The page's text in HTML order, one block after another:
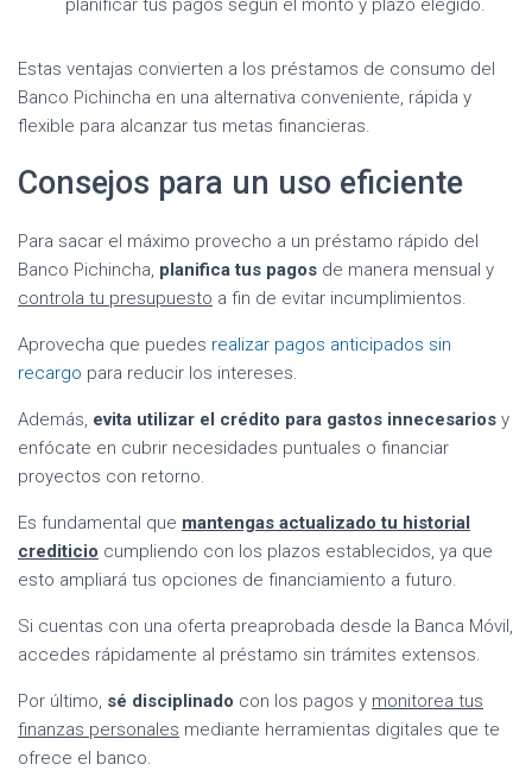
planificar tus pagos según el monto y plazo elegido.
Estas ventajas convierten a los préstamos de consumo del
Banco Pichincha en una alternativa conveniente, rápida y
flexible para alcanzar tus metas financieras.
Consejos para un uso eficiente
Para sacar el máximo provecho a un préstamo rápido del
Banco Pichincha, planifica tus pagos de manera mensual y
controla tu presupuesto a fin de evitar incumplimientos.
Aprovecha que puedes realizar pagos anticipados sin
recargo para reducir los intereses.
Además, evita utilizar el crédito para gastos innecesarios y
enfócate en cubrir necesidades puntuales o financiar
proyectos con retorno.
Es fundamental que mantengas actualizado tu historial
crediticio cumpliendo con los plazos establecidos, ya que
esto ampliará tus opciones de financiamiento a futuro.
Si cuentas con una oferta preaprobada desde la Banca Móvil,
accedes rápidamente al préstamo sin trámites extensos.
Por último, sé disciplinado con los pagos y monitorea tus
finanzas personales mediante herramientas digitales que te
ofrece el banco.